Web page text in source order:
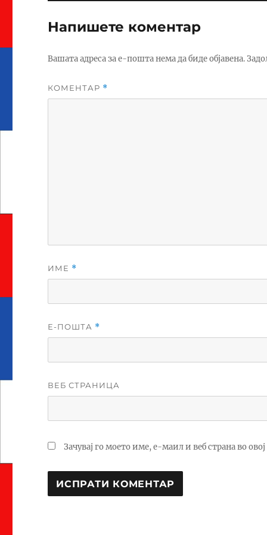
Напишете коментар
Вашата адреса за е-пошта нема да биде објавена.
КОМЕНТАР *
ИМЕ *
Е-ПОШТА *
ВЕБ СТРАНИЦА
Зачувај го моето име, е-маил и веб страна во